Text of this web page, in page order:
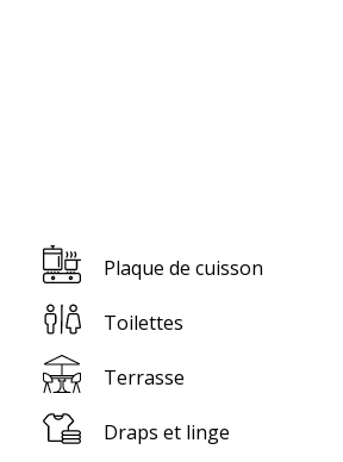
Plaque de cuisson
Toilettes
Terrasse
Draps et linge